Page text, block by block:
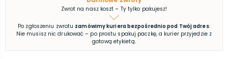
Zwrot na nasz koszt – Ty tylko pakujesz!
Po zgłoszeniu zwrotu zamówimy kuriera bezpośrednio pod Twój adres.
Nie musisz nic drukować – po prostu spakuj paczkę, a kurier przyjedzie z
gotową etykietą.